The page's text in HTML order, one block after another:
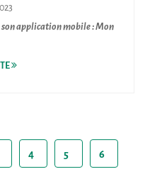
application mobile : Mon
4 5 6